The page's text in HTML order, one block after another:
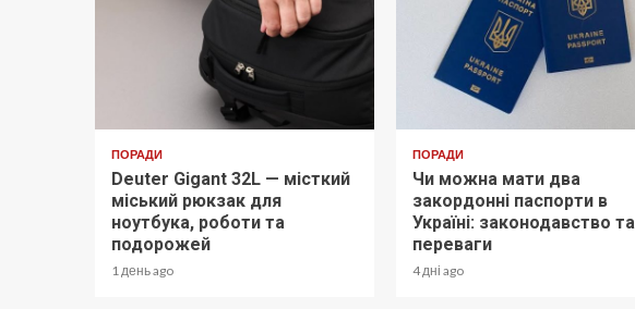
ПОРАДИ
Deuter Gigant 32L — місткий
міський рюкзак для
ноутбука, роботи та
подорожей
1 день ago
ПОРАДИ
Чи можна мати два
закордонні паспорти в
Україні: законодавство та
переваги
4 дні ago